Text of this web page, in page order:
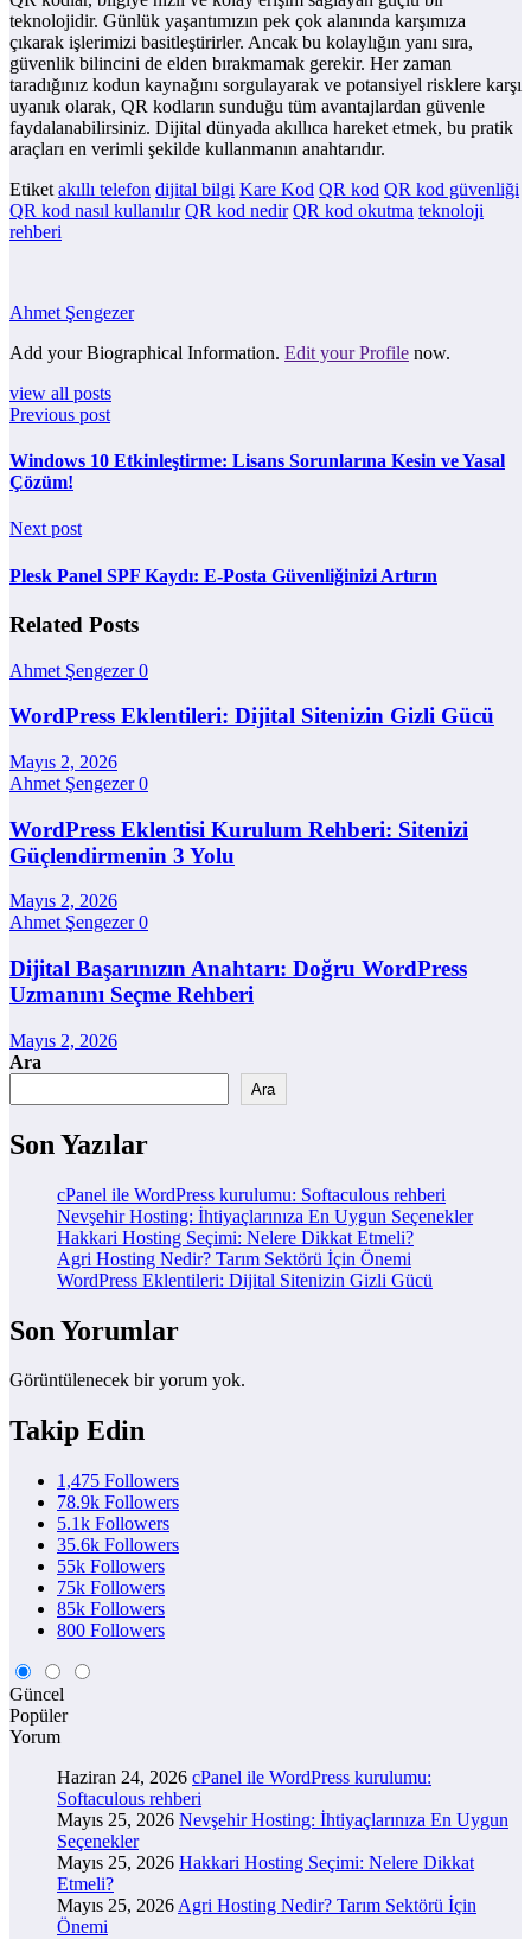
teknolojidir. Günlük yaşantımızın pek çok alanında karşımıza
çıkarak işlerimizi basitleştirirler. Ancak bu kolaylığın yanı sıra,
güvenlik bilincini de elden bırakmamak gerekir. Her zaman
taradığınız kodun kaynağını sorgulayarak ve potansiyel risklere karşı
uyanık olarak, QR kodların sunduğu tüm avantajlardan güvenle
faydalanabilirsiniz. Dijital dünyada akıllıca hareket etmek, bu pratik
araçları en verimli şekilde kullanmanın anahtarıdır.
Etiket akıllı telefon dijital bilgi Kare Kod QR kod QR kod güvenliği
QR kod nasıl kullanılır QR kod nedir QR kod okutma teknoloji
rehberi
Ahmet Şengezer
Add your Biographical Information. Edit your Profile now.
view all posts
Previous post
Windows 10 Etkinleştirme: Lisans Sorunlarına Kesin ve Yasal
Çözüm!
Next post
Plesk Panel SPF Kaydı: E-Posta Güvenliğinizi Artırın
Related Posts
Ahmet Şengezer0
WordPress Eklentileri: Dijital Sitenizin Gizli Gücü
Mayıs 2, 2026
Ahmet Şengezer0
WordPress Eklentisi Kurulum Rehberi: Sitenizi
Güçlendirmenin 3 Yolu
Mayıs 2, 2026
Ahmet Şengezer0
Dijital Başarınızın Anahtarı: Doğru WordPress
Uzmanını Seçme Rehberi
Mayıs 2, 2026
Ara
Ara
Son Yazılar
cPanel ile WordPress kurulumu: Softaculous rehberi
Nevşehir Hosting: İhtiyaçlarınıza En Uygun Seçenekler
Hakkari Hosting Seçimi: Nelere Dikkat Etmeli?
Agri Hosting Nedir? Tarım Sektörü İçin Önemi
WordPress Eklentileri: Dijital Sitenizin Gizli Gücü
Son Yorumlar
Görüntülenecek bir yorum yok.
Takip Edin
1,475 Followers
78.9k Followers
5.1k Followers
35.6k Followers
55k Followers
75k Followers
85k Followers
800 Followers
Güncel
Popüler
Yorum
Haziran 24, 2026 cPanel ile WordPress kurulumu:
Softaculous rehberi
Mayıs 25, 2026 Nevşehir Hosting: İhtiyaçlarınıza En Uygun
Seçenekler
Mayıs 25, 2026 Hakkari Hosting Seçimi: Nelere Dikkat
Etmeli?
Mayıs 25, 2026 Agri Hosting Nedir? Tarım Sektörü İçin
Önemi